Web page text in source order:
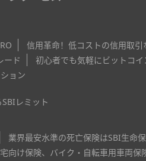
信用革命！低コストの信用取
ード
初心者でも気軽にビットコ
ョン
レミット
業界最安水準の死亡保険はSBI生命
向け保険、バイク・自転車用車両保